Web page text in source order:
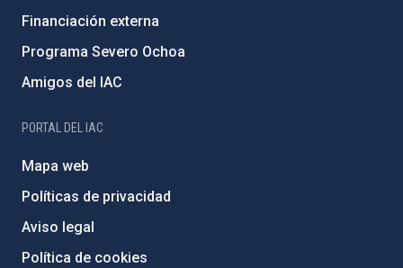
Financiación externa
Programa Severo Ochoa
Amigos del IAC
PORTAL DEL IAC
Mapa web
Políticas de privacidad
Aviso legal
Política de cookies